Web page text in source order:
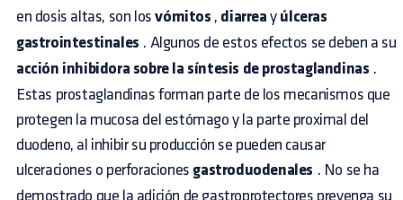
en dosis altas, son losvómitos , diarrea y úlceras
gastrointestinales . Algunos de estos efectos se deben a su
acción inhibidora sobre la síntesis de prostaglandinas .
Estas prostaglandinas forman parte de los mecanismos que
protegen la mucosa del estómago y la parte proximal del
duodeno, al inhibir su producción se pueden causar
ulceraciones o perforaciones gastroduodenales . No se ha
demostrado que la adición de gastroprotectores prevenga su